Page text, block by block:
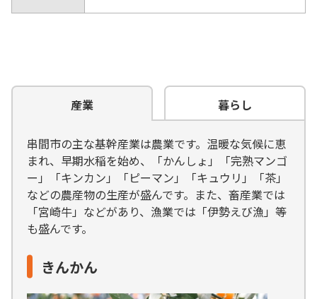
産業 暮らし
串間市の主な基幹産業は農業です。温暖な気候に恵
まれ、早期水稲を始め、「かんしょ」「完熟マンゴ
ー」「キンカン」「ピーマン」「キュウリ」「茶」
などの農産物の生産が盛んです。また、畜産業では
「宮崎牛」などがあり、漁業では「伊勢えび漁」等
も盛んです。
きんかん